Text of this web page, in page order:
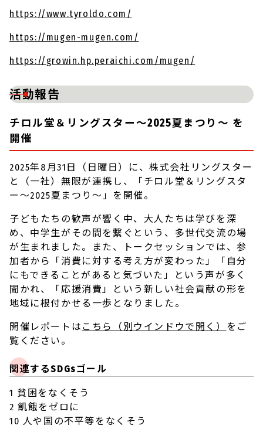
https://www.tyroldo.com/
https://mugen-mugen.com/
https://growin.hp.peraichi.com/mugen/
活動報告
チロル堂＆リングスター〜2025夏まつり〜 を
開催
2025年8月31日（日曜日）に、株式会社リングスター
と（一社）無限が連携し、「チロル堂＆リングスタ
ー〜2025夏まつり〜」を開催。
子どもたちの歓声が響く中、大人たちは学びを深
め、中学生がその間を繋ぐという、多世代交流の場
が生まれました。また、トークセッションでは、参
加者から「消費に対する考え方が変わった」「自分
にもできることがあると気づいた」という声が多く
聞かれ、「応援消費」という新しい社会貢献の形を
地域に根付かせる一歩となりました。
開催レポートは こちら （別ウインドウで開く） をご
覧ください。
関連するSDGsゴール
1 貧困をなくそう
2 飢餓をゼロに
10 人や国の不平等をなくそう